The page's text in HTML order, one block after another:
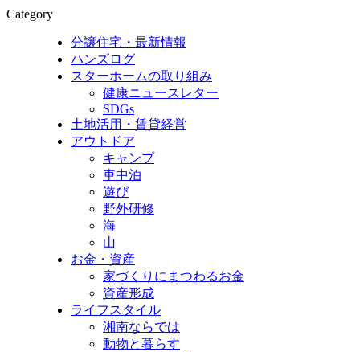
Category
分譲住宅・最新情報
ハンズログ
スターホームの取り組み
健康ニュースレター
SDGs
土地活用・賃貸経営
アウトドア
キャンプ
車中泊
遊び
野外研修
海
山
お金・資産
家づくりにまつわるお金
資産形成
ライフスタイル
湘南ならでは
動物と暮らす